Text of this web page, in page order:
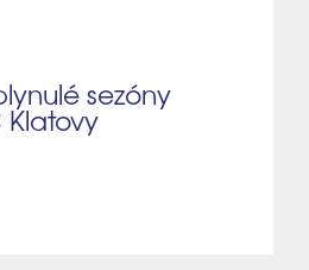
sezóny
Klatovy